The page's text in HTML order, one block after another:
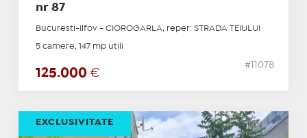
nr 87
Bucuresti-Ilfov - CIOROGARLA, reper: STRADA TEIULUI
5 camere, 147 mp utili
125.000 €
#11078
EXCLUSIVITATE